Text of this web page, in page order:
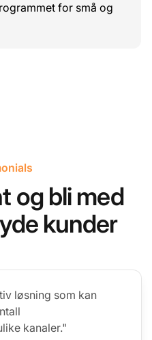
for små og
og bli med
kunder
løsning som kan
kanaler."